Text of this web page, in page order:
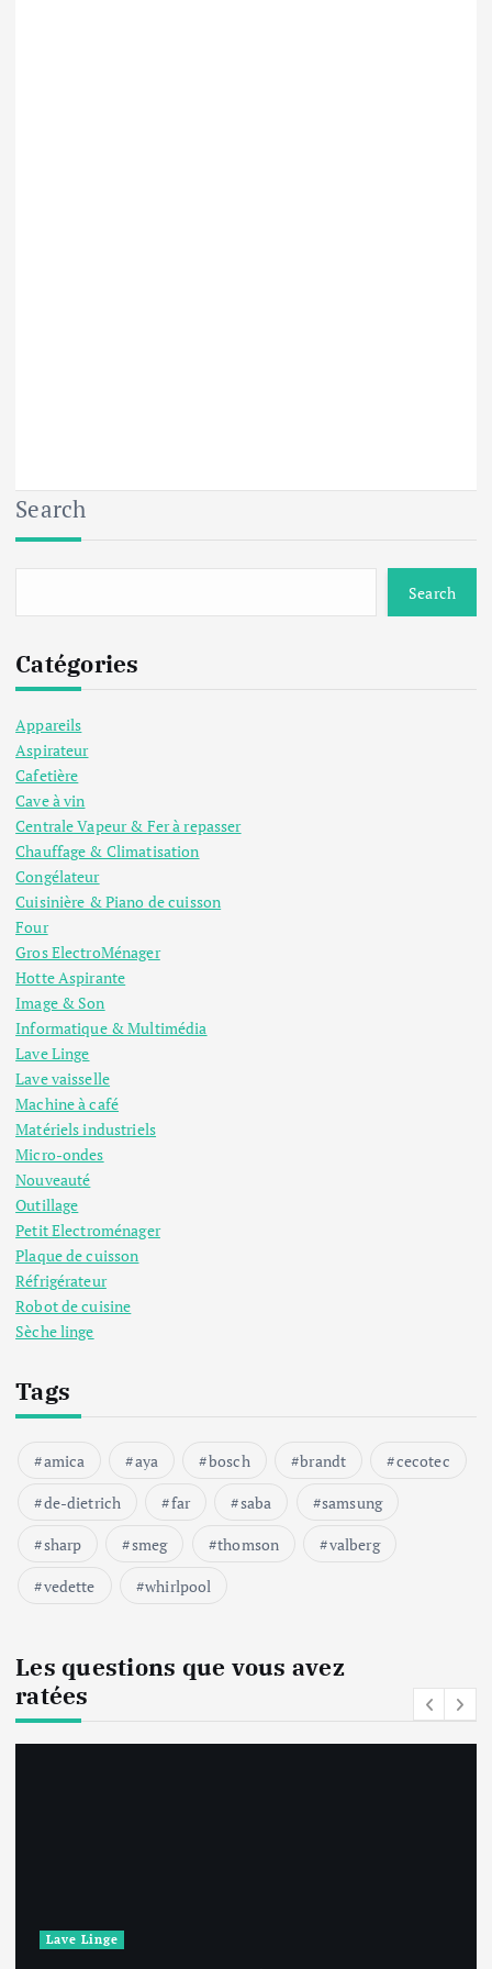
Search
Search
Catégories
Appareils
Aspirateur
Cafetière
Cave à vin
Centrale Vapeur & Fer à repasser
Chauffage & Climatisation
Congélateur
Cuisinière & Piano de cuisson
Four
Gros ElectroMénager
Hotte Aspirante
Image & Son
Informatique & Multimédia
Lave Linge
Lave vaisselle
Machine à café
Matériels industriels
Micro-ondes
Nouveauté
Outillage
Petit Electroménager
Plaque de cuisson
Réfrigérateur
Robot de cuisine
Sèche linge
Tags
amica aya bosch brandt
cecotec
de-dietrich
far saba
samsung
sharp
smeg thomson
valberg
vedette
whirlpool
Les questions que vous avez
ratées